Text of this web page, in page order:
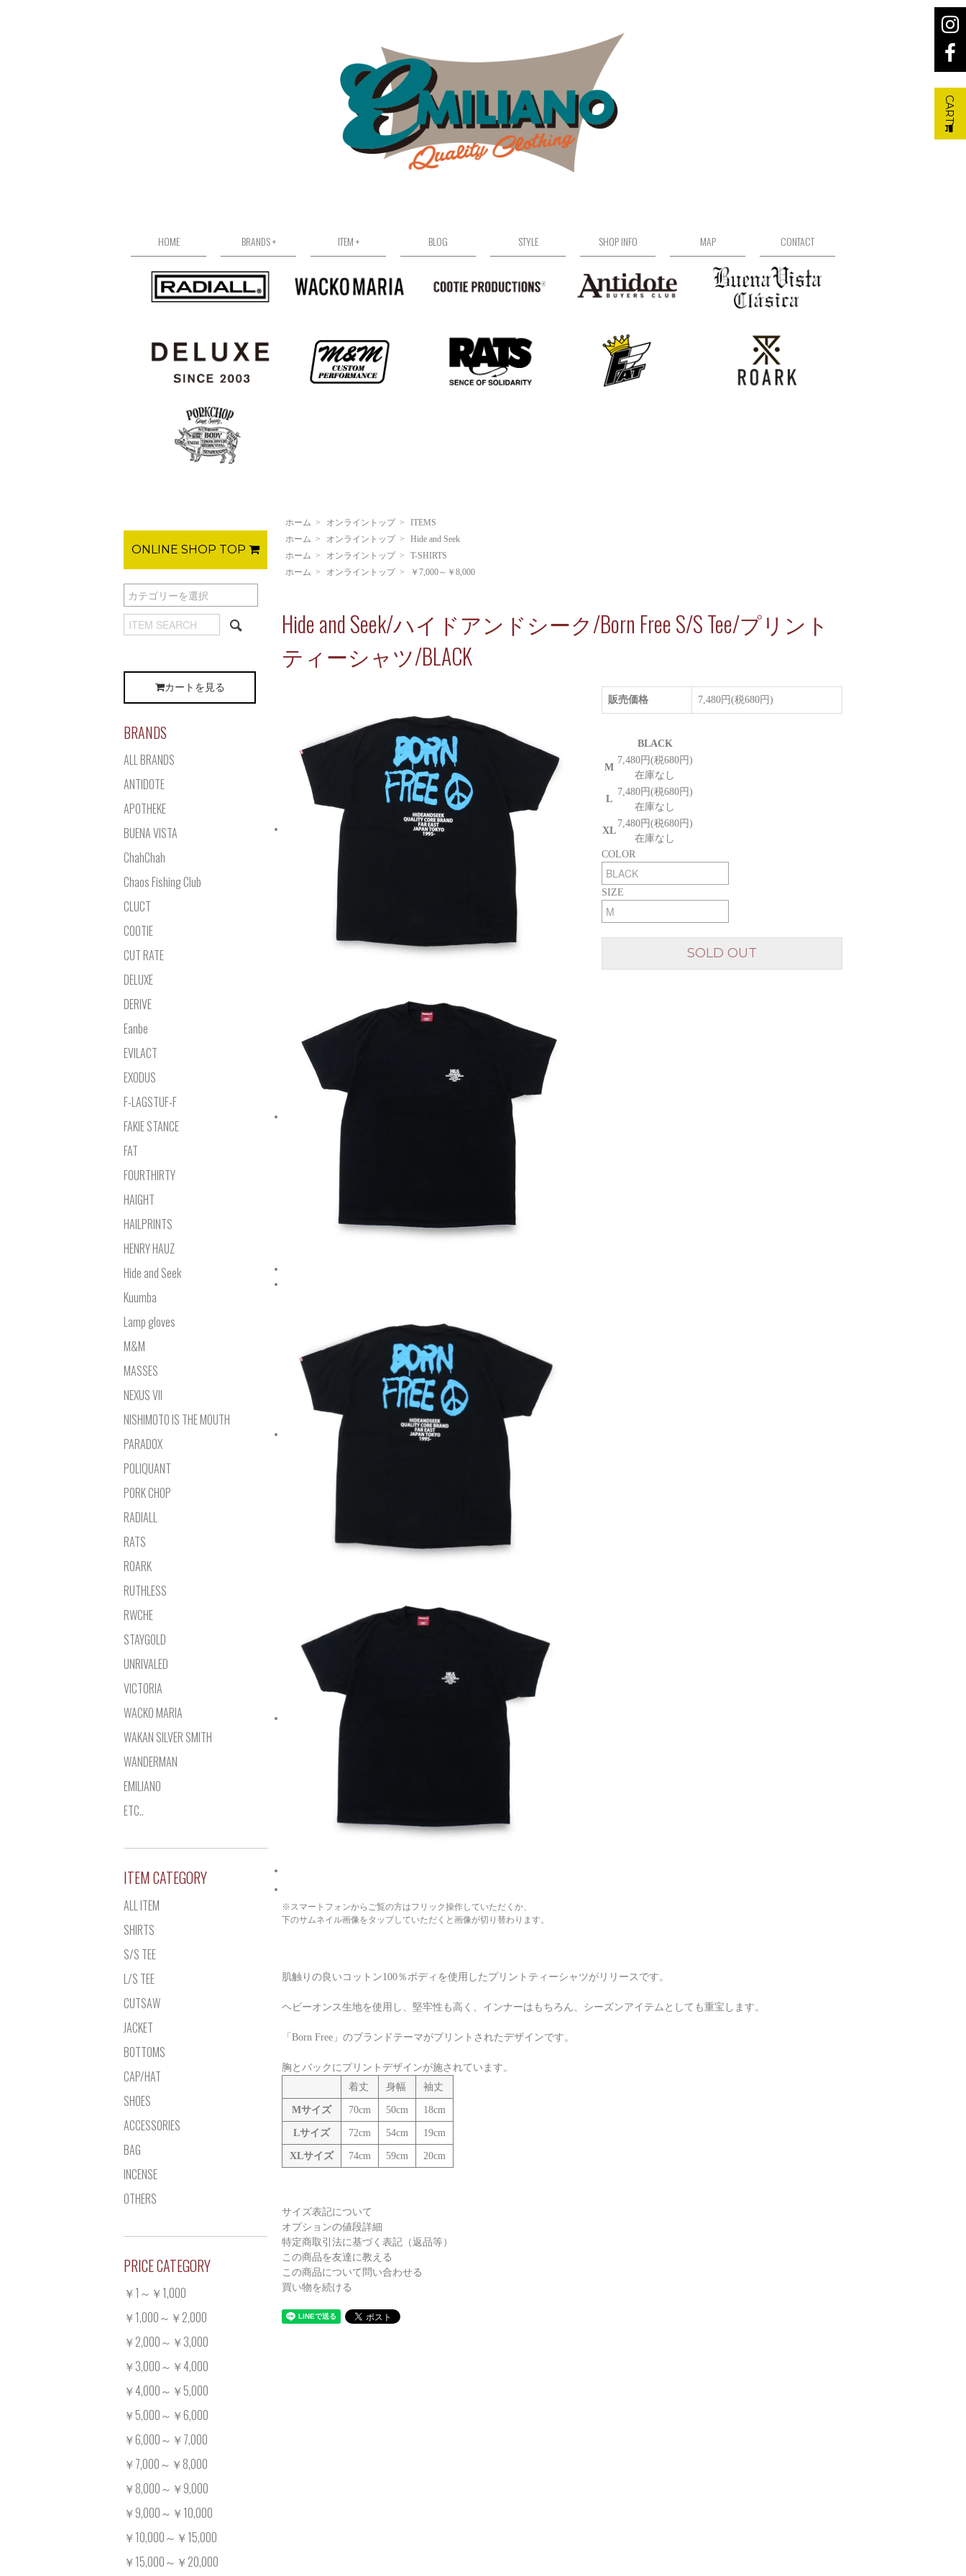
CART
HOME BRANDS + ITEM + BLOG STYLE SHOP INFO MAP CONTACT
ホーム > オンライントップ >
ITEMS
ホーム > オンライントップ >
Hide and Seek
ホーム > オンライントップ >
T-SHIRTS
ホーム > オンライントップ > ￥7,000～￥8,000
Hide and Seek/ハイドアンドシーク/Born Free S/S Tee/プリント
ティーシャツ/BLACK
※スマートフォンからご覧の方はフリック操作していただくか、
下のサムネイル画像をタップしていただくと画像が切り替わります。
販売価格 7,480円(税680円)
BLACK
M
7,480円(税680円)
在庫なし
L
7,480円(税680円)
在庫なし
XL
7,480円(税680円)
在庫なし
COLOR
SIZE
SOLD OUT
肌触りの良いコットン100％ボディを使用したプリントティーシャツがリリースです。
ヘビーオンス生地を使用し、堅牢性も高く、インナーはもちろん、シーズンアイテムとしても重宝します。
「Born Free」のブランドテーマがプリントされたデザインです。
胸とバックにプリントデザインが施されています。
着丈
身幅 袖丈
Mサイズ 70cm 50cm 18cm
Lサイズ 72cm 54cm 19cm
XLサイズ 74cm 59cm 20cm
サイズ表記について
オプションの値段詳細
特定商取引法に基づく表記（返品等）
この商品を友達に教える
この商品について問い合わせる
買い物を続ける
ONLINE SHOP TOP
カートを見る
BRANDS
ALL BRANDS
ANTIDOTE
APOTHEKE
BUENA VISTA
ChahChah
Chaos Fishing Club
CLUCT
COOTIE
CUT RATE
DELUXE
DERIVE
Eanbe
EVILACT
EXODUS
F-LAGSTUF-F
FAKIE STANCE
FAT
FOURTHIRTY
HAIGHT
HAILPRINTS
HENRY HAUZ
Hide and Seek
Kuumba
Lamp gloves
M&M
MASSES
NEXUS VII
NISHIMOTO IS THE MOUTH
PARADOX
POLIQUANT
PORK CHOP
RADIALL
RATS
ROARK
RUTHLESS
RWCHE
STAYGOLD
UNRIVALED
VICTORIA
WACKO MARIA
WAKAN SILVER SMITH
WANDERMAN
EMILIANO
ETC..
ITEM CATEGORY
ALL ITEM
SHIRTS
S/S TEE
L/S TEE
CUTSAW
JACKET
BOTTOMS
CAP/HAT
SHOES
ACCESSORIES
BAG
INCENSE
OTHERS
PRICE CATEGORY
￥1～￥1,000
￥1,000～￥2,000
￥2,000～￥3,000
￥3,000～￥4,000
￥4,000～￥5,000
￥5,000～￥6,000
￥6,000～￥7,000
￥7,000～￥8,000
￥8,000～￥9,000
￥9,000～￥10,000
￥10,000～￥15,000
￥15,000～￥20,000